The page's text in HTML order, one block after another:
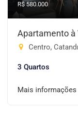
R$ 580.000
Apartamento à
Centro,
3 Quartos
Mais informações